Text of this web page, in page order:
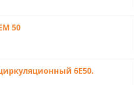
50
6E50.